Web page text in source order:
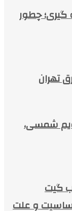
گیری؛ چطور
تهران
شمسی،
گیت
و علت